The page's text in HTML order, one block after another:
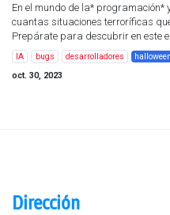
En el mundo de la*
cuantas situaciones terroríficas
Prepárate para descubrir en este
IA bugs desarrolladores halloween
oct. 30, 2023
Dirección